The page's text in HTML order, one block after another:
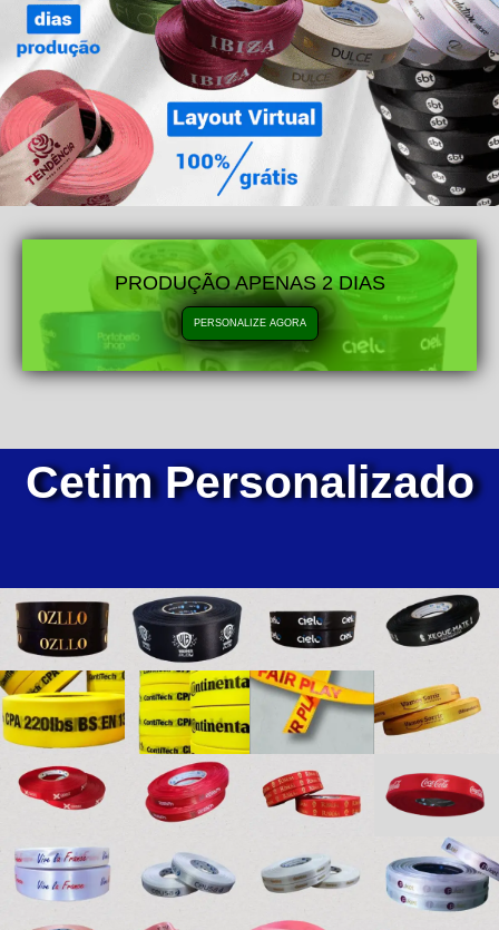
PRODUÇÃO APENAS 2 DIAS
PERSONALIZE AGORA
Cetim Personalizado